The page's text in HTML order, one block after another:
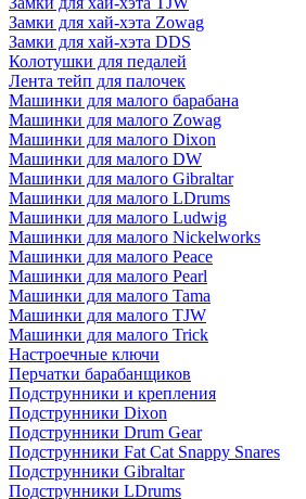
Замки для хай-хэта Zowag
Замки для хай-хэта DDS
Колотушки для педалей
Лента тейп для палочек
Машинки для малого барабана
Машинки для малого Zowag
Машинки для малого Dixon
Машинки для малого DW
Машинки для малого Gibraltar
Машинки для малого LDrums
Машинки для малого Ludwig
Машинки для малого Nickelworks
Машинки для малого Peace
Машинки для малого Pearl
Машинки для малого Tama
Машинки для малого TJW
Машинки для малого Trick
Настроечные ключи
Перчатки барабанщиков
Подструнники и крепления
Подструнники Dixon
Подструнники Drum Gear
Подструнники Fat Cat Snappy Snares
Подструнники Gibraltar
Подструнники LDrums